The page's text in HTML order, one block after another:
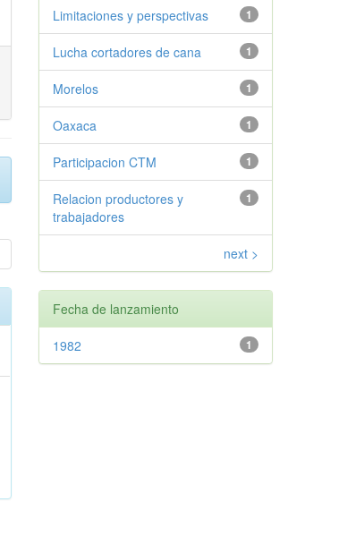
1
Limitaciones y perspectivas
1
Lucha cortadores de cana
1
Morelos
1
Oaxaca
1
Participacion CTM
1
Relacion productores y
trabajadores
next >
Fecha de lanzamiento
1
1982